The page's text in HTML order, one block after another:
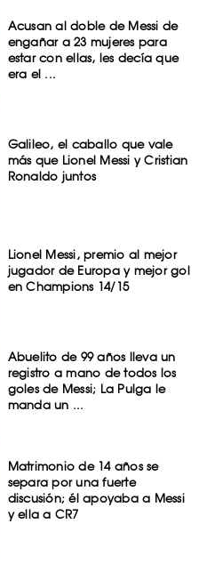
Acusan al doble de Messi de
engañar a 23 mujeres para
estar con ellas, les decía que
era el ...
Galileo, el caballo que vale
más que Lionel Messi y Cristian
Ronaldo juntos
Lionel Messi, premio al mejor
jugador de Europa y mejor gol
en Champions 14/15
Abuelito de 99 años lleva un
registro a mano de todos los
goles de Messi; La Pulga le
manda un ...
Matrimonio de 14 años se
separa por una fuerte
discusión; él apoyaba a Messi
y ella a CR7